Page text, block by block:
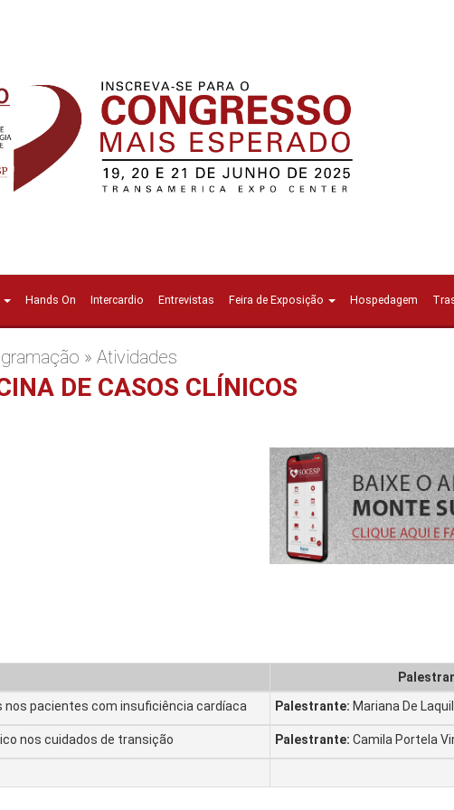
Hands On Intercardio Entrevistas Feira de Exposição Hospedagem
» Atividades
DE CASOS CLÍNICOS
pacientes com insuficiência cardíaca Palestrante: Mariana De
nos cuidados de transição Palestrante: Camila Portela